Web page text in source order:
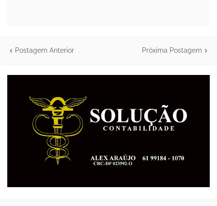
Postagem Anterior Próxima Postagem